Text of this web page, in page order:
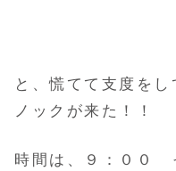
と、慌てて支度を
ノックが来た！！
時間は、９：００